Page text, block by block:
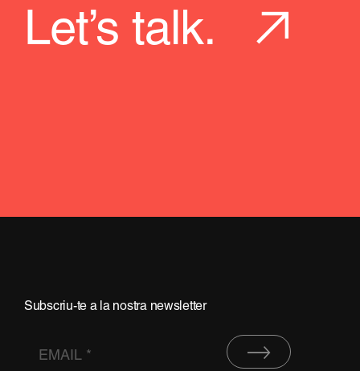
Let’s talk.
Subscriu-te a la nostra newsletter